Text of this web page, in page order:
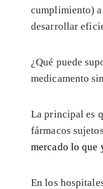
cumplimiento)
desarrollar
¿Qué puede
medicamento
La principal es
fármacos
mercado lo que
En los